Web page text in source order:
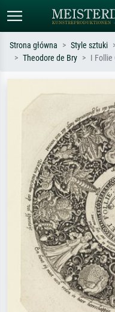
Monet, Gwiaździsta noc,
impresjonizm, fala Hokusaia,
Strona główna Style sztuki
Theodore de Bry
I Follie